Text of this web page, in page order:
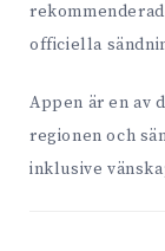
officiella
Appen är en av
regionen och
inklusive